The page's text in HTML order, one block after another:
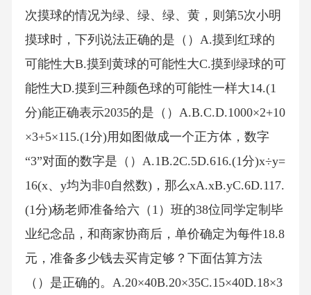
次摸球的情况为绿、绿、绿、黄，则第5次小明
摸球时，下列说法正确的是（）A.摸到红球的
可能性大B.摸到黄球的可能性大C.摸到绿球的可
能性大D.摸到三种颜色球的可能性一样大14.(1
分)能正确表示2035的是（）A.B.C.D.1000×2+10
×3+5×115.(1分)用如图做成一个正方体，数字
“3”对面的数字是（）A.1B.2C.5D.616.(1分)x÷y=
16(x、y均为非0自然数)，那么xA.xB.yC.6D.117.
(1分)杨老师准备给六（1）班的38位同学定制毕
业纪念品，和商家协商后，单价确定为每件18.8
元，准备多少钱去买肯定够？下面估算方法
（）是正确的。A.20×40B.20×35C.15×40D.18×3